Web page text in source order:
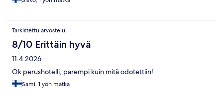
Tarkistettu arvostelu
8/10 Erittäin hyvä
11.4.2026
Ok perushotelli, parempi kuin mitä odotettiin!
Sami, 1 yön matka